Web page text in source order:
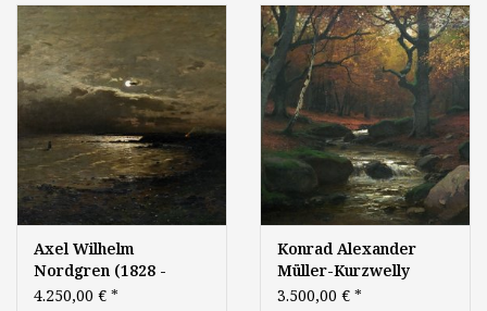
Winterlandschaft
Schnee
Schneelandschaft Wald
Waldlandschaft
Landschaft - Berliner
Künstler um 1900
Axel Wilhelm
Nordgren (1828 -
1888) » Öl-Gemälde
4.250,00 € *
Konrad Alexander
Müller-Kurzwelly
(1855-1914) » Öl-
3.500,00 € *